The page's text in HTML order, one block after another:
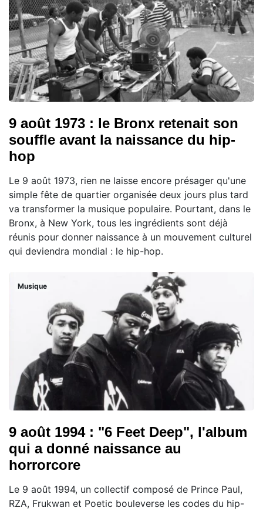
9 août 1973 : le Bronx retenait son
souffle avant la naissance du hip-
hop
Le 9 août 1973, rien ne laisse encore présager qu'une
simple fête de quartier organisée deux jours plus tard
va transformer la musique populaire. Pourtant, dans le
Bronx, à New York, tous les ingrédients sont déjà
réunis pour donner naissance à un mouvement culturel
qui deviendra mondial : le hip-hop.
Musique
9 août 1994 : "6 Feet Deep", l'album
qui a donné naissance au
horrorcore
Le 9 août 1994, un collectif composé de Prince Paul,
RZA, Frukwan et Poetic bouleverse les codes du hip-